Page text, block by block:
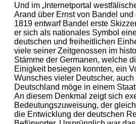
Und im „Internetportal
Arand über Ernst von Bandel
1819 entwarf Bandel erste
er sich als nationales Symbol
deutschen und freiheitlichen
viele seiner Zeitgenossen im
Stämme der Germanen, welche
Einigkeit besiegen konnten, ein
Wunsches vieler Deutscher,
Deutschland möge in einem
An diesem Denkmal zeigt sich
Bedeutungszuweisung, der
die Entwicklung der deutschen